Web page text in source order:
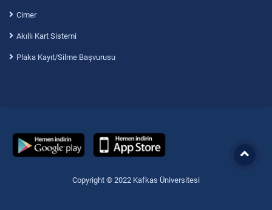
Cimer
Akıllı Kart Sistemi
Plaka Kayıt/Silme Başvurusu
Copyright © 2022 Kafkas Üniversitesi